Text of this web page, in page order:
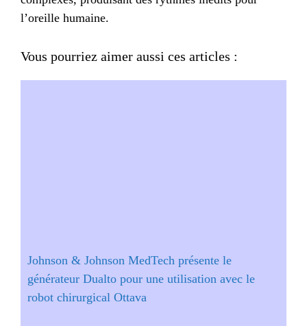
l’oreille humaine.
Vous pourriez aimer aussi ces articles :
Johnson & Johnson MedTech présente le
générateur Dualto pour une utilisation avec le
robot chirurgical Ottava